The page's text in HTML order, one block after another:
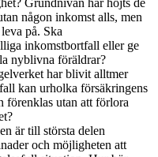
Grundnivån har höjts de
någon inkomst alls, men
på. Ska
inkomstbortfall eller ge
nyblivna föräldrar?
har blivit alltmer
kan urholka försäkringens
förenklas utan att förlora
är till största delen
och möjligheten att